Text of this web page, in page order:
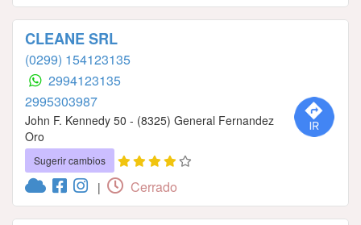
CLEANE SRL
(0299) 154123135
2994123135
2995303987
John F. Kennedy 50 - (8325) General Fernandez
Oro
Sugerir cambios
| Cerrado